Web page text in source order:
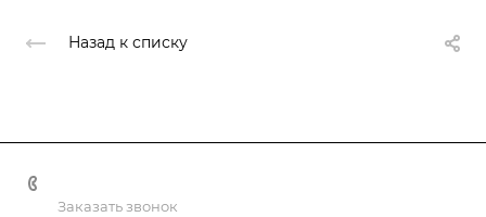
Назад к списку
Заказать звонок